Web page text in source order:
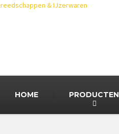
HOME PRODUCTEN